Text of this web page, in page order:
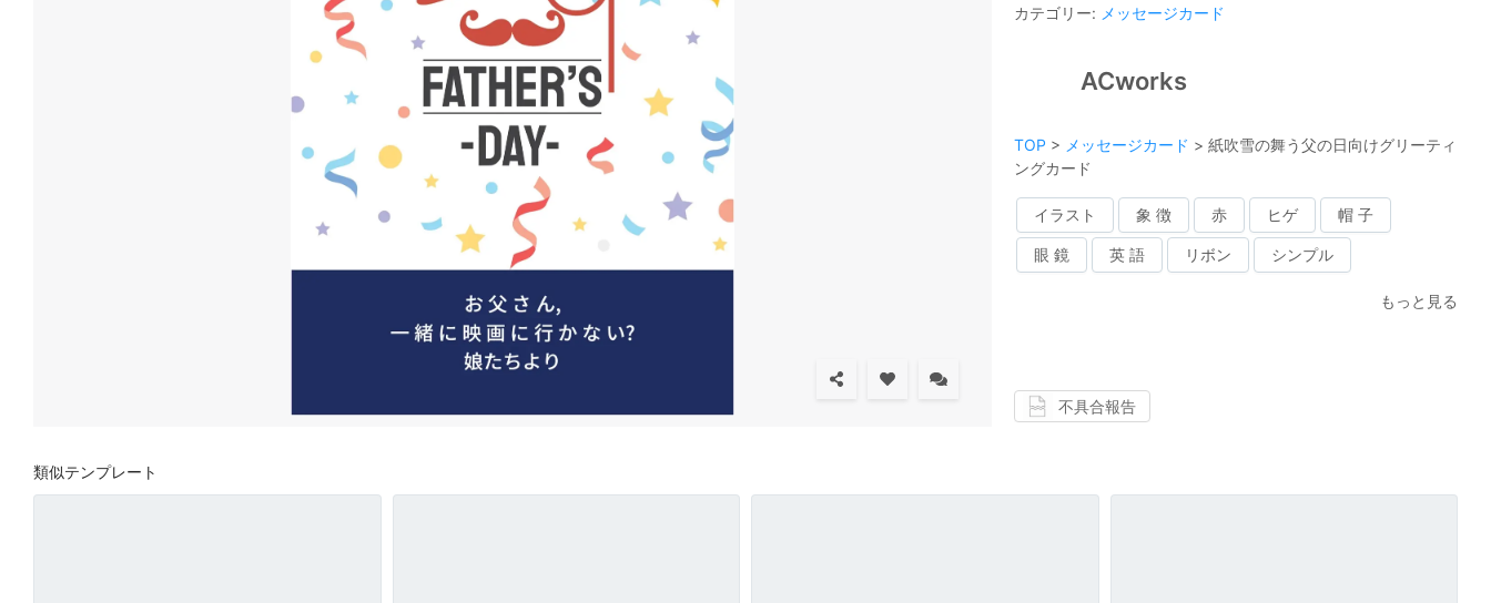
カテゴリー: メッセージカード
ACworks
TOP > メッセージカード > 紙吹雪の舞う父の日向けグリーティ
ングカード
イラスト 象 徴 赤 ヒゲ 帽 子
眼 鏡 英 語 リボン シンプル
もっと見る
不具合報告
類似テンプレート